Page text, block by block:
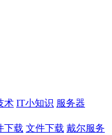
术 IT小知识 服务器
下载 文件下载 戴尔服务